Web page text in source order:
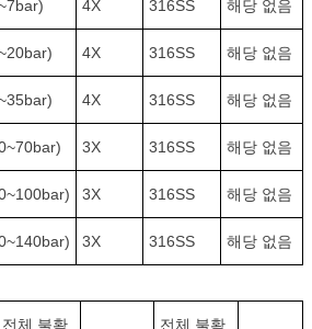
4X 316SS 해당 없음
4X 316SS 해당 없음
4X 316SS 해당 없음
3X 316SS 해당 없음
3X 316SS 해당 없음
3X 316SS 해당 없음
전체 불확
전체 불확